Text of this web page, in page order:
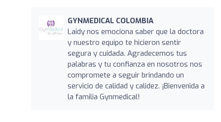
GYNMEDICAL COLOMBIA
Laidy nos emociona saber que la doctora
y nuestro equipo te hicieron sentir
segura y cuidada. Agradecemos tus
palabras y tu confianza en nosotros nos
compromete a seguir brindando un
servicio de calidad y calidez. ¡Bienvenida a
la familia Gynmedical!